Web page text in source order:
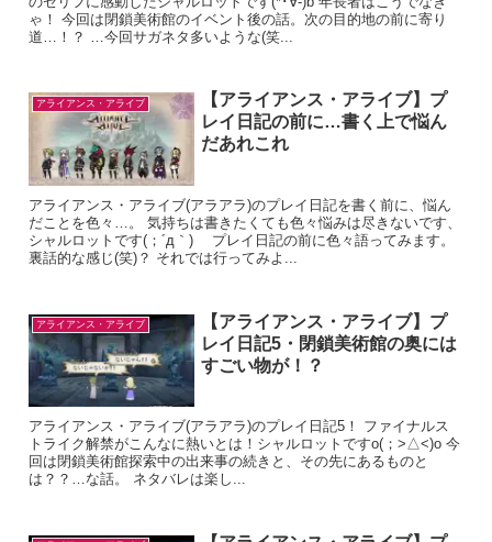
ゃ！ 今回は閉鎖美術館のイベント後の話。次の目的地の前に寄り
道…！？ …今回サガネタ多いような(笑...
アライアンス・アライブ
【アライアンス・アライブ】プ
レイ日記の前に…書く上で悩ん
だあれこれ
アライアンス・アライブ(アラアラ)のプレイ日記を書く前に、悩ん
だことを色々…。 気持ちは書きたくても色々悩みは尽きないです、
シャルロットです(；´д｀)ゞ プレイ日記の前に色々語ってみます。
裏話的な感じ(笑)？ それでは行ってみよ...
アライアンス・アライブ
【アライアンス・アライブ】プ
レイ日記5・閉鎖美術館の奥には
すごい物が！？
アライアンス・アライブ(アラアラ)のプレイ日記5！ ファイナルス
トライク解禁がこんなに熱いとは！シャルロットですo(；>△<)o 今
回は閉鎖美術館探索中の出来事の続きと、その先にあるものと
は？？…な話。 ネタバレは楽し...